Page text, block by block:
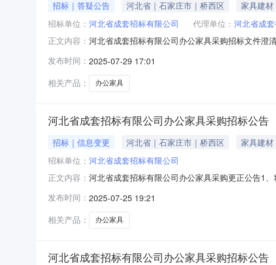
招标｜答疑公告 河北省｜石家庄市｜桥西区 家具建材
招标单位： 河北省成套招标有限公司 代理单位： 河北省成
正文内容： 河北省成套招标有限公司办公家具采购招标文件澄
发布时间： 2025-07-29 17:01
相关产品：
办公家具
河北省成套招标有限公司办公家具采购招标公告
招标｜信息变更 河北省｜石家庄市｜桥西区 家具建材
招标单位： 河北省成套招标有限公司
正文内容： 河北省成套招标有限公司办公家具采购更正公告1
发布时间： 2025-07-25 19:21
相关产品：
办公家具
河北省成套招标有限公司办公家具采购招标公告